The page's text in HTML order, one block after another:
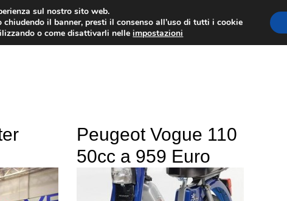
MOTO NEWS ACCESSORI MOTO
Peugeot Vogue 110
50cc a 959 Euro
sul nostro sito web.
il banner, presti il consenso all’uso di tutti i cookie
o come disattivarli nelleimpostazioni